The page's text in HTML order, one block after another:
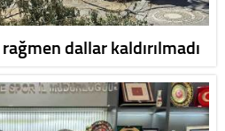
dallar kaldırılmadı